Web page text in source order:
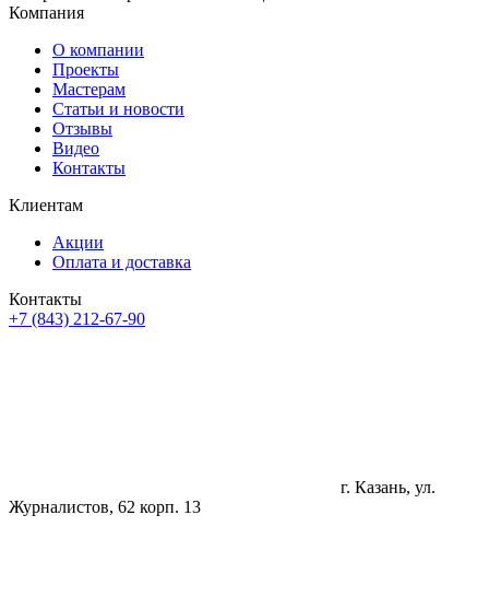
Компания
О компании
Проекты
Мастерам
Статьи и новости
Отзывы
Видео
Контакты
Клиентам
Акции
Оплата и доставка
Контакты
+7 (843) 212-67-90
г. Казань, ул.
Журналистов, 62 корп. 13